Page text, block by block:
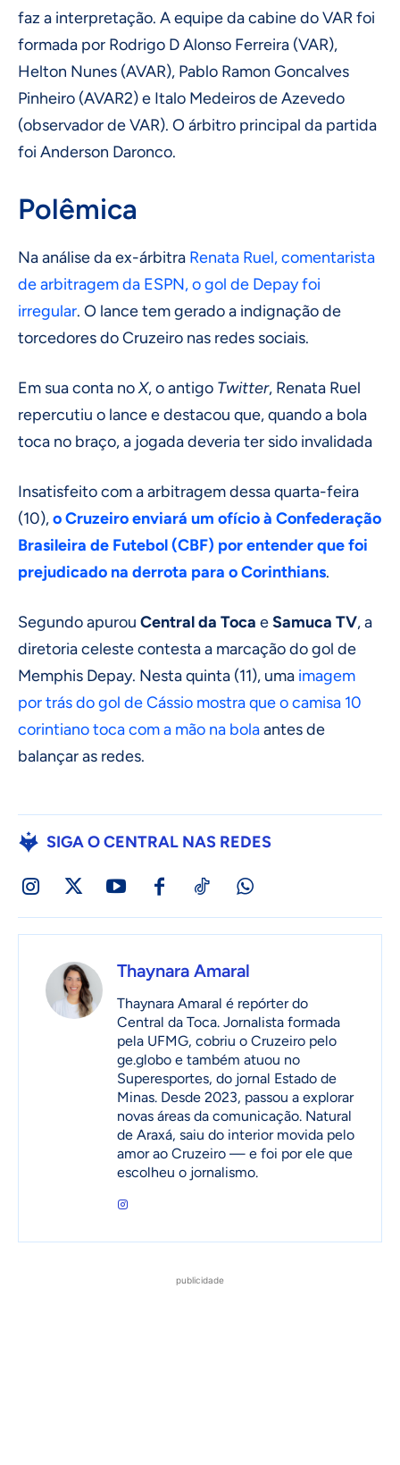
faz a interpretação. A equipe da cabine do VAR foi
formada por Rodrigo D Alonso Ferreira (VAR),
Helton Nunes (AVAR), Pablo Ramon Goncalves
Pinheiro (AVAR2) e Italo Medeiros de Azevedo
(observador de VAR). O árbitro principal da partida
foi Anderson Daronco.
Polêmica
Na análise da ex-árbitra Renata Ruel, comentarista
de arbitragem da ESPN, o gol de Depay foi
irregular. O lance tem gerado a indignação de
torcedores do Cruzeiro nas redes sociais.
Em sua conta noX, o antigo Twitter, Renata Ruel
repercutiu o lance e destacou que, quando a bola
toca no braço, a jogada deveria ter sido invalidada
Insatisfeito com a arbitragem dessa quarta-feira
(10),o Cruzeiro enviará um ofício à Confederação
Brasileira de Futebol (CBF) por entender que foi
prejudicado na derrota para o Corinthians.
Segundo apurou Central da Toca eSamuca TV, a
diretoria celeste contesta a marcação do gol de
Memphis Depay. Nesta quinta (11), uma imagem
por trás do gol de Cássio mostra que o camisa 10
corintiano toca com a mão na bolaantes de
balançar as redes.
SIGA O CENTRAL NAS REDES
Thaynara Amaral
Thaynara Amaral é repórter do
Central da Toca. Jornalista formada
pela UFMG, cobriu o Cruzeiro pelo
ge.globo e também atuou no
Superesportes, do jornal Estado de
Minas. Desde 2023, passou a explorar
novas áreas da comunicação. Natural
de Araxá, saiu do interior movida pelo
amor ao Cruzeiro — e foi por ele que
escolheu o jornalismo.
publicidade